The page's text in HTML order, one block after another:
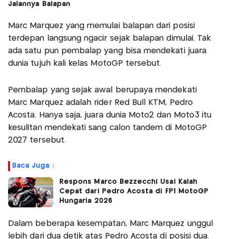
Jalannya Balapan
Marc Marquez yang memulai balapan dari posisi
terdepan langsung ngacir sejak balapan dimulai. Tak
ada satu pun pembalap yang bisa mendekati juara
dunia tujuh kali kelas MotoGP tersebut.
Pembalap yang sejak awal berupaya mendekati
Marc Marquez adalah rider Red Bull KTM, Pedro
Acosta. Hanya saja, juara dunia Moto2 dan Moto3 itu
kesulitan mendekati sang calon tandem di MotoGP
2027 tersebut.
Baca Juga :
Respons Marco Bezzecchi Usai Kalah
Cepat dari Pedro Acosta di FP1 MotoGP
Hungaria 2026
Dalam beberapa kesempatan, Marc Marquez unggul
lebih dari dua detik atas Pedro Acosta di posisi dua.